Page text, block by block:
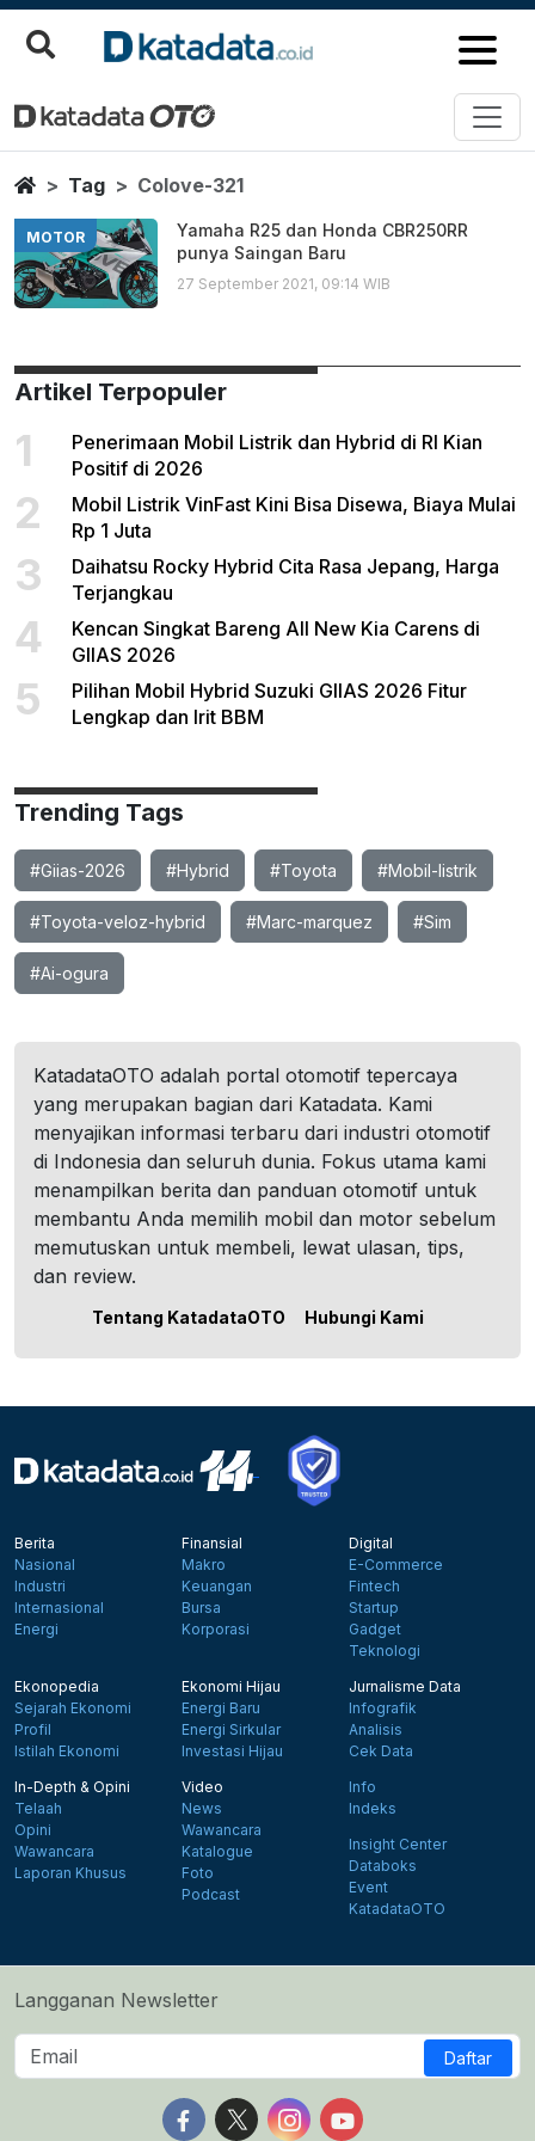
Colove 321
Berita Terbaru
HomeTag Colove-321
MOTOR
Yamaha R25 dan Honda CBR250RR
punya Saingan Baru
27 September 2021, 09:14 WIB
Artikel Terpopuler
1
Penerimaan Mobil Listrik dan Hybrid di RI Kian
Positif di 2026
2
Mobil Listrik VinFast Kini Bisa Disewa, Biaya Mulai
Rp 1 Juta
3
Daihatsu Rocky Hybrid Cita Rasa Jepang, Harga
Terjangkau
4
Kencan Singkat Bareng All New Kia Carens di
GIIAS 2026
5
Pilihan Mobil Hybrid Suzuki GIIAS 2026 Fitur
Lengkap dan Irit BBM
Trending Tags
#Giias-2026 #Hybrid #Toyota #Mobil-listrik
#Toyota-veloz-hybrid #Marc-marquez #Sim
#Ai-ogura
KatadataOTO adalah portal otomotif tepercaya
yang merupakan bagian dari Katadata. Kami
menyajikan informasi terbaru dari industri otomotif
di Indonesia dan seluruh dunia. Fokus utama kami
menampilkan berita dan panduan otomotif untuk
membantu Anda memilih mobil dan motor sebelum
memutuskan untuk membeli, lewat ulasan, tips,
dan review.
Tentang KatadataOTO Hubungi Kami
Berita
Nasional
Industri
Internasional
Energi
Finansial
Makro
Keuangan
Bursa
Korporasi
Digital
E-Commerce
Fintech
Startup
Gadget
Teknologi
Ekonopedia
Sejarah Ekonomi
Profil
Istilah Ekonomi
Ekonomi Hijau
Energi Baru
Energi Sirkular
Investasi Hijau
Jurnalisme Data
Infografik
Analisis
Cek Data
In-Depth & Opini
Telaah
Opini
Wawancara
Laporan Khusus
Video
News
Wawancara
Katalogue
Foto
Podcast
Info
Indeks
Insight Center
Databoks
Event
KatadataOTO
Langganan Newsletter
Daftar
Follow us on Facebook
Follow us on X
Follow us on Instagram
Follow us on